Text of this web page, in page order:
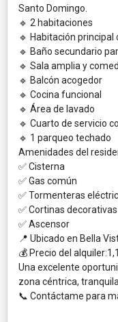
Santo Domingo.
🔹 2 habitaciones
🔹 Habitación
🔹 Baño secundario
🔹 Sala amplia y
🔹 Balcón acogedor
🔹 Cocina funcional
🔹 Área de lavado
🔹 Cuarto de servicio
🔹 1 parqueo techado
Amenidades del
✅ Cisterna
✅ Gas común
✅ Tormenteras
✅ Cortinas
✅ Ascensor
📍 Ubicado en Bella
💰 Precio del
Una excelente
zona céntrica,
📞 Contáctame para